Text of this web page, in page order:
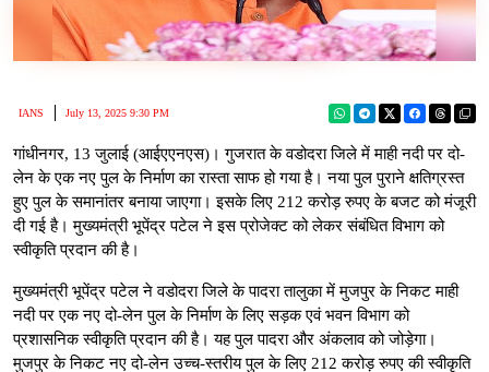
IANS July 13, 2025 9:30 PM
गांधीनगर, 13 जुलाई (आईएएनएस)। गुजरात के वडोदरा जिले में माही नदी पर दो-
लेन के एक नए पुल के निर्माण का रास्ता साफ हो गया है। नया पुल पुराने क्षतिग्रस्त
हुए पुल के समानांतर बनाया जाएगा। इसके लिए 212 करोड़ रुपए के बजट को मंजूरी
दी गई है। मुख्यमंत्री भूपेंद्र पटेल ने इस प्रोजेक्ट को लेकर संबंधित विभाग को
स्वीकृति प्रदान की है।
मुख्यमंत्री भूपेंद्र पटेल ने वडोदरा जिले के पादरा तालुका में मुजपुर के निकट माही
नदी पर एक नए दो-लेन पुल के निर्माण के लिए सड़क एवं भवन विभाग को
प्रशासनिक स्वीकृति प्रदान की है। यह पुल पादरा और अंकलाव को जोड़ेगा।
मुजपुर के निकट नए दो-लेन उच्च-स्तरीय पुल के लिए 212 करोड़ रुपए की स्वीकृति